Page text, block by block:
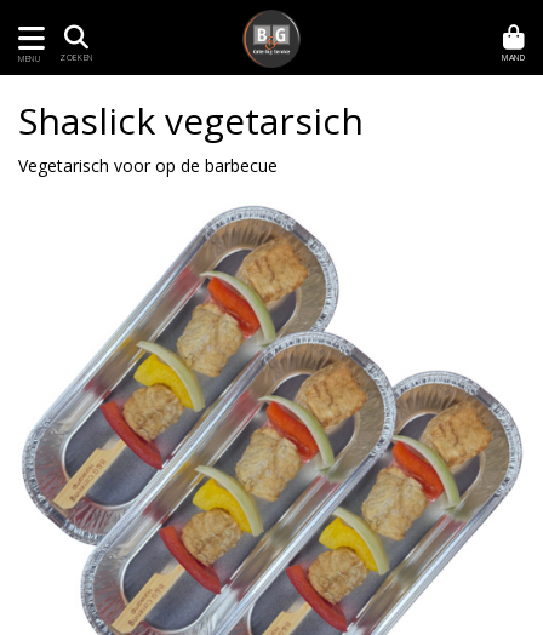
MENU ZOEKEN MAND
Shaslick vegetarsich
Vegetarisch voor op de barbecue